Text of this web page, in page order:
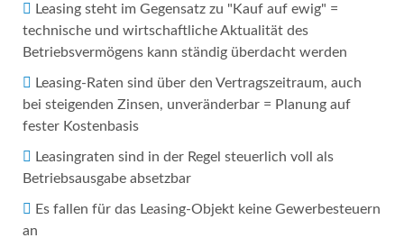
Leasing steht im Gegensatz zu "Kauf auf ewig" =
technische und wirtschaftliche Aktualität des
Betriebsvermögens kann ständig überdacht werden
Leasing-Raten sind über den Vertragszeitraum, auch
bei steigenden Zinsen, unveränderbar = Planung auf
fester Kostenbasis
Leasingraten sind in der Regel steuerlich voll als
Betriebsausgabe absetzbar
Es fallen für das Leasing-Objekt keine Gewerbesteuern
an